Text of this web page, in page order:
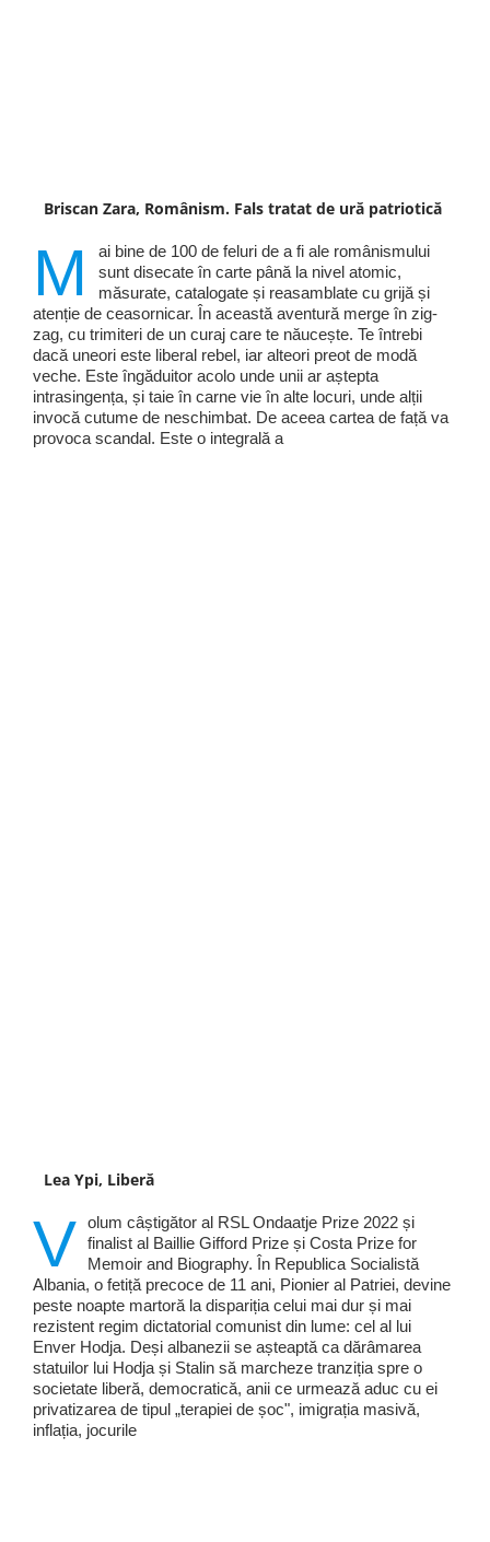
Briscan Zara, Românism. Fals tratat de ură patriotică
M
ai bine de 100 de feluri de a fi ale românismului
sunt disecate în carte până la nivel atomic,
măsurate, catalogate și reasamblate cu grijă și
atenție de ceasornicar. În această aventură merge în zig-
zag, cu trimiteri de un curaj care te năucește. Te întrebi
dacă uneori este liberal rebel, iar alteori preot de modă
veche. Este îngăduitor acolo unde unii ar aștepta
intrasingența, și taie în carne vie în alte locuri, unde alții
invocă cutume de neschimbat. De aceea cartea de față va
provoca scandal. Este o integrală a
Lea Ypi, Liberă
V olum câștigător al RSL Ondaatje Prize 2022 și
finalist al Baillie Gifford Prize și Costa Prize for
Memoir and Biography. În Republica Socialistă
Albania, o fetiță precoce de 11 ani, Pionier al Patriei, devine
peste noapte martoră la dispariția celui mai dur și mai
rezistent regim dictatorial comunist din lume: cel al lui
Enver Hodja. Deși albanezii se așteaptă ca dărâmarea
statuilor lui Hodja și Stalin să marcheze tranziția spre o
societate liberă, democratică, anii ce urmează aduc cu ei
privatizarea de tipul „terapiei de șoc", imigrația masivă,
inflația, jocurile